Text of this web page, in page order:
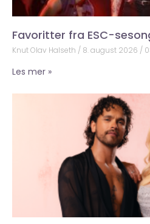
Favoritter fra ESC-
Knut Olav Halseth 8. august 2026
Les mer »